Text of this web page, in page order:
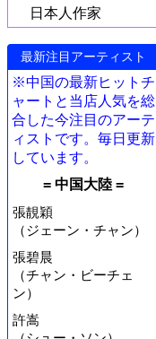
日本人作家
最新注目アーティスト
※中国の最新ヒットチ
ャートと当店人気を総
合した今注目のアーテ
ィストです。毎日更新
しています。
= 中国大陸 =
張靚穎
（ジェーン・チャン）
張碧晨
（チャン・ビーチェ
ン）
許嵩